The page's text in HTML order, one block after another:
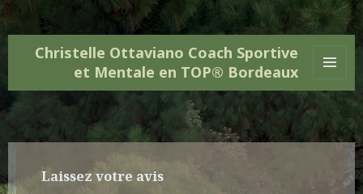
Christelle Ottaviano Coach Sportive
et Mentale en TOP® Bordeaux
ET
WIDGETS
Laissez votre avis